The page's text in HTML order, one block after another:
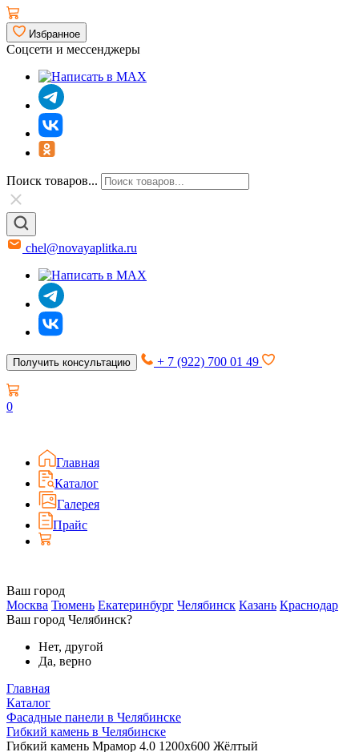
Избранное
Соцсети и мессенджеры
Поиск товаров...
chel@novayaplitka.ru
Получить консультацию + 7 (922) 700 01 49
0
Главная
Каталог
Галерея
Прайс
Ваш город
Москва Тюмень Екатеринбург Челябинск Казань Краснодар
Ваш город Челябинск?
Нет, другой
Да, верно
Главная
Каталог
Фасадные панели в Челябинске
Гибкий камень в Челябинске
Гибкий камень Мрамор 4.0 1200x600 Жёлтый